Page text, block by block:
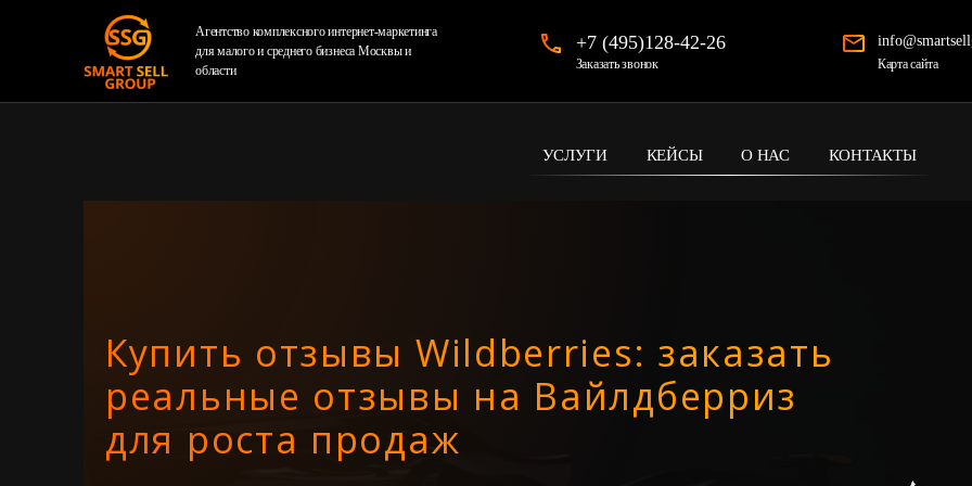
Агентство комплексного интернет-маркетинга
для малого и среднего бизнеса Москвы и
области
+7 (495)128-42-26
Заказать звонок Карта сайта
УСЛУГИ КЕЙСЫ О НАС КОНТАКТЫ
Купить отзывы Wildberries: заказать
реальные отзывы на Вайлдберриз
для роста продаж